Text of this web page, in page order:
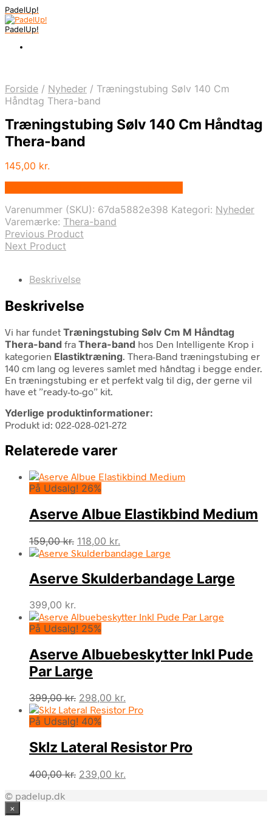
PadelUp!
PadelUp!
Forside / Nyheder / Træningstubing Sølv 140 Cm
Håndtag Thera-band
Træningstubing Sølv 140 Cm Håndtag
Thera-band
145,00 kr.
Varenummer (SKU): 67da5882e398 Kategori: Nyheder
Varemærke: Thera-band
Previous Product
Next Product
Beskrivelse
Beskrivelse
Vi har fundet Træningstubing Sølv Cm M Håndtag
Thera-band fra Thera-band hos Den Intelligente Krop i
kategorien Elastiktræning. Thera-Band træningstubing er
140 cm lang og leveres samlet med håndtag i begge ender.
En træningstubing er et perfekt valg til dig, der gerne vil
have et ”ready-to-go” kit.
Yderlige produktinformationer:
Produkt id: 022-028-021-272
Relaterede varer
På Udsalg! 26%
Aserve Albue Elastikbind Medium
159,00kr. Den
oprindelige
var:
159,00 kr..
118,00 kr.
aktuelle
er:
118,00 kr..
Aserve Skulderbandage Large
399,00 kr.
På Udsalg! 25%
Aserve Albuebeskytter Inkl Pude
Par Large
399,00kr. Den
oprindelige
pris
399,00 kr..
298,00 kr.
aktuelle
298,00 kr..
På Udsalg! 40%
Sklz Lateral Resistor Pro
400,00kr. Den
239,00 kr.
© padelup.dk
×